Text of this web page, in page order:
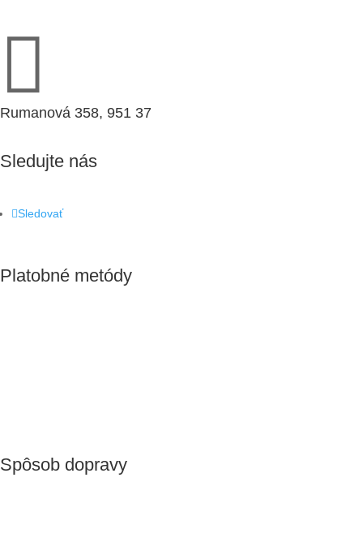

Rumanová 358, 951 37
Sledujte nás
Sledovať
Platobné metódy
Spôsob dopravy